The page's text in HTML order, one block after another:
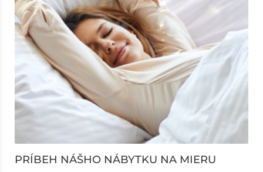
PRÍBEH NÁŠHO NÁBYTKU NA MIERU